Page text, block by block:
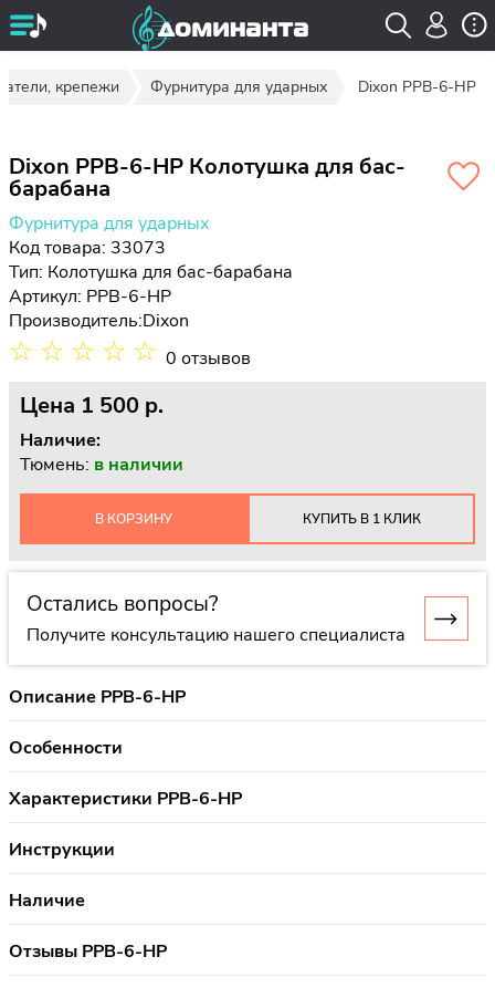
крепежи Фурнитура для ударных Dixon PPB-6-HP
Dixon PPB-6-HP Колотушка для бас-
барабана
Фурнитура для ударных
Код товара: 33073
Тип: Колотушка для бас-барабана
Артикул: PPB-6-HP
Производитель:Dixon
☆ ☆ ☆ ☆ ☆ 0 отзывов
Цена 1 500 p.
Наличие:
Тюмень: в наличии
В КОРЗИНУ КУПИТЬ В 1 КЛИК
Остались вопросы?
Получите консультацию нашего специалиста
Описание PPB-6-HP
Особенности
Характеристики PPB-6-HP
Инструкции
Наличие
Отзывы PPB-6-HP